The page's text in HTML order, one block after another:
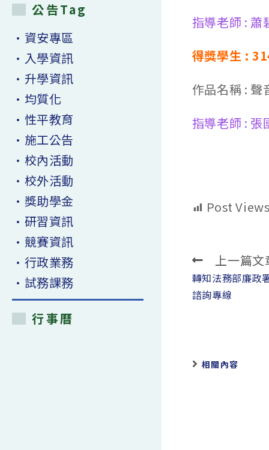
指導老師 : 蕭
得獎學生 :
作品名稱 :
指導老師 : 張
Post
Read
more
articles
上一篇文
轉知法務部廉政
諮詢專線
相關內容
公告Tag
•資安專區
•入學資訊
•升學資訊
•均質化
•性平教育
•施工公告
•校內活動
•校外活動
•獎助學金
•研習資訊
•競賽資訊
•行政業務
•試務課務
行事曆